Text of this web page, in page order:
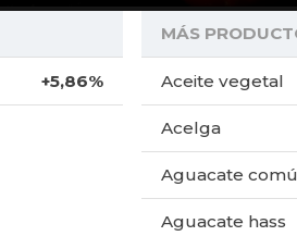
+5,86%
MÁS
Aceite vegetal
Acelga
Aguacate
Aguacate hass